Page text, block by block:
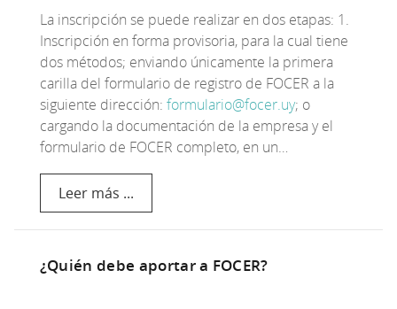
La inscripción se puede realizar en dos etapas: 1.
Inscripción en forma provisoria, para la cual tiene
dos métodos; enviando únicamente la primera
carilla del formulario de registro de FOCER a la
siguiente dirección: formulario@focer.uy; o
cargando la documentación de la empresa y el
formulario de FOCER completo, en un…
Leer más ...
¿Quién debe aportar a FOCER?